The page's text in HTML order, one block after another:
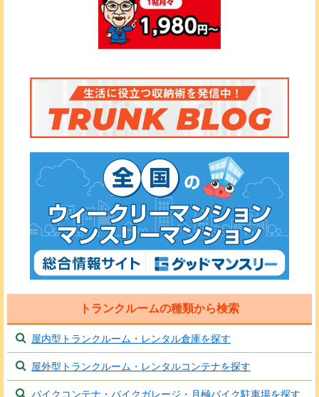
トランクルームの種類から検索
屋内型トランクルーム・レンタル倉庫を探す
屋外型トランクルーム・レンタルコンテナを探す
バイクコンテナ・バイクガレージ・月極バイク駐車場を探す